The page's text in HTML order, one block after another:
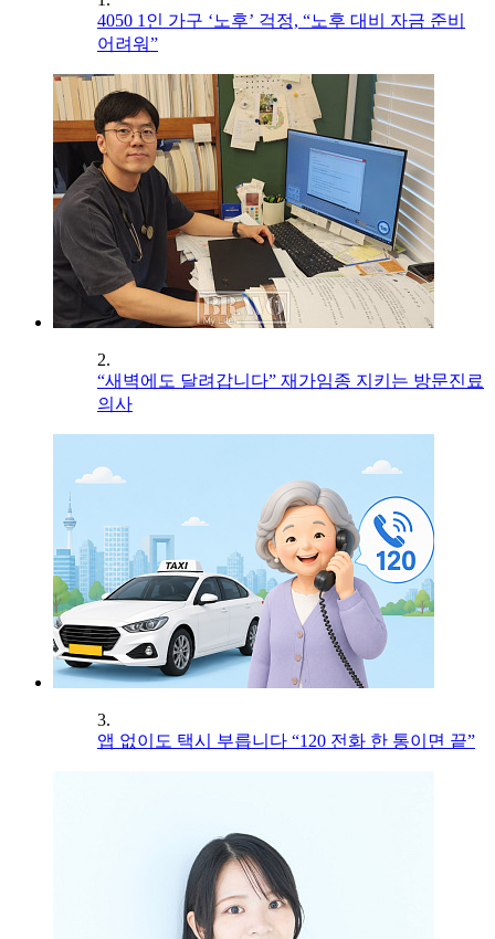
4050 1인 가구 ‘노후’ 걱정, “노후 대비 자금 준비
어려워”
2.
“새벽에도 달려갑니다” 재가임종 지키는 방문진료
의사
3.
앱 없이도 택시 부릅니다 “120 전화 한 통이면 끝”